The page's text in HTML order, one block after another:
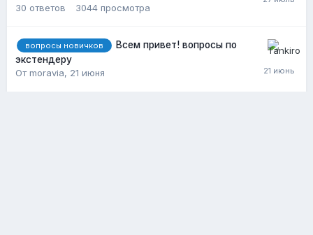
30 ответов 3044 просмотра
вопросы новичков
Всем привет! вопросы по
экстендеру
От moravia, 21 июня